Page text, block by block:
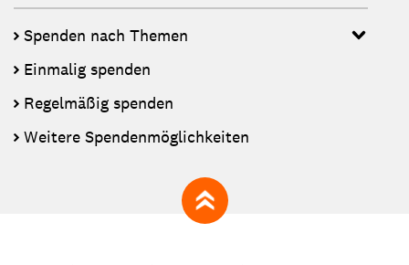
Spenden nach Themen
Einmalig spenden
Regelmäßig spenden
Weitere Spendenmöglichkeiten
zum Seitenanfang